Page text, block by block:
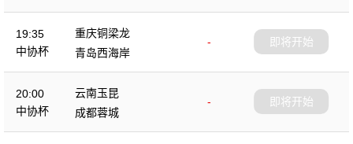
19:35
中协杯
重庆铜梁龙
-
青岛西海岸
即将开始
20:00
中协杯
云南玉昆
-
成都蓉城
即将开始